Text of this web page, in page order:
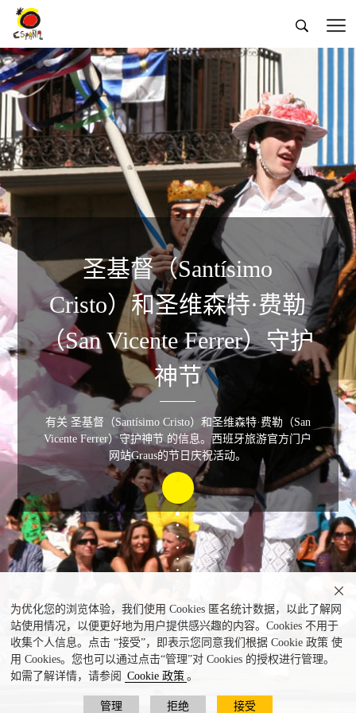
 
为优化您的浏览体验，我们使用 Cookies 匿名统计数据，以此了解网
站使用情况，以便更好地为用户提供感兴趣的内容。Cookies 不用于
收集个人信息。点击 “接受”，即表示您同意我们根据 Cookie 政策 使
用 Cookies。您也可以通过点击“管理”对 Cookies 的授权进行管理。
如需了解详情，请参阅
Cookie 政策 。
管理 拒绝 接受

剑舞
圣基督（Santísimo
Cristo）和圣维森特·费勒
（San Vicente Ferrer）守护
神节
有关 圣基督（Santísimo Cristo）和圣维森特·费勒（San
Vicente Ferrer）守护神节 的信息。西班牙旅游官方门户
网站Graus的节日庆祝活动。